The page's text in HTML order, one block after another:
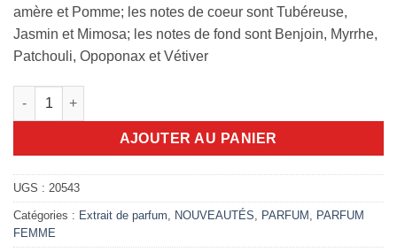
amère et Pomme; les notes de coeur sont Tubéreuse,
Jasmin et Mimosa; les notes de fond sont Benjoin, Myrrhe,
Patchouli, Opoponax et Vétiver
quantité de Givenchy L’Interdit Le Parfum 80ml
AJOUTER AU PANIER
UGS : 20543
Catégories : Extrait de parfum NOUVEAUTÉS PARFUM
PARFUM
FEMME